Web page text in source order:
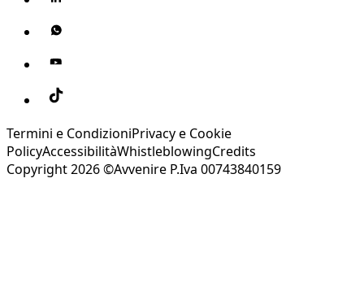
Termini e CondizioniPrivacy e Cookie
PolicyAccessibilitàWhistleblowingCredits
Copyright 2026 ©Avvenire P.Iva 00743840159